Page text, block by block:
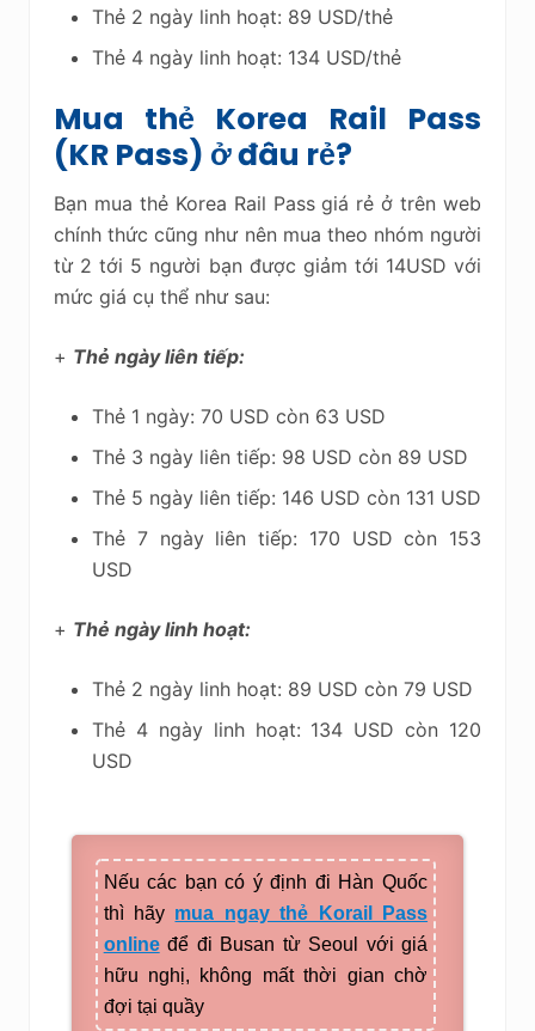
Thẻ 2 ngày linh hoạt: 89 USD/thẻ
Thẻ 4 ngày linh hoạt: 134 USD/thẻ
Mua thẻ Korea Rail Pass
(KR Pass) ở đâu rẻ?
Bạn mua thẻ Korea Rail Pass giá rẻ ở trên web
chính thức cũng như nên mua theo nhóm người
từ 2 tới 5 người bạn được giảm tới 14USD với
mức giá cụ thể như sau:
+ Thẻ ngày liên tiếp:
Thẻ 1 ngày: 70 USD còn 63 USD
Thẻ 3 ngày liên tiếp: 98 USD còn 89 USD
Thẻ 5 ngày liên tiếp: 146 USD còn 131 USD
Thẻ 7 ngày liên tiếp: 170 USD còn 153
USD
+ Thẻ ngày linh hoạt:
Thẻ 2 ngày linh hoạt: 89 USD còn 79 USD
Thẻ 4 ngày linh hoạt: 134 USD còn 120
USD
Nếu các bạn có ý định đi Hàn Quốc
thì hãy mua ngay thẻ Korail Pass
online để đi Busan từ Seoul với giá
hữu nghị, không mất thời gian chờ
đợi tại quầy